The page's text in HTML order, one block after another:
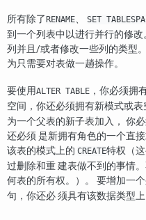
所有除了 RENAME、 SET
到一个列表中以进行并行的修
列并且/或者修改一些列的类型
为只需要对表做一趟操作。
要使用ALTER TABLE ，你必须拥
空间，你还必须拥有新模式或表
为一个父表的新子表加入， 你
还必须 是新拥有角色的一个直
该表的模式上的 CREATE特权（
过删除和重 建表做不到的事情
何表的所有权。）。 要增加一
句，你还必 须具有该数据类型